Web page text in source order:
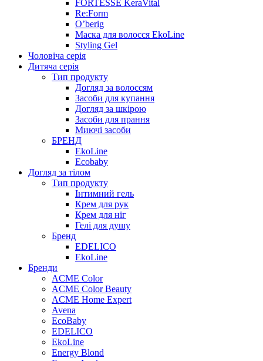
FORTESSE KeraVital
Re:Form
O’berig
Маска для волосся EkoLine
Styling Gel
Чоловіча серія
Дитяча серія
Тип продукту
Догляд за волоссям
Засоби для купання
Догляд за шкірою
Засоби для прання
Миючі засоби
БРЕНД
EkoLine
Ecobaby
Догляд за тілом
Тип продукту
Інтимний гель
Крем для рук
Крем для ніг
Гелі для душу
Бренд
EDELICO
EkoLine
Бренди
ACME Color
ACME Color Beauty
ACME Home Expert
Avena
EcoBaby
EDELICO
EkoLine
Energy Blond